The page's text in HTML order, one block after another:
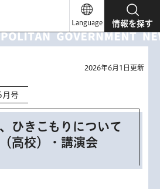
Language 情報を探す
2026年6月1日更新
月号
ひきこもりについて
高校）・講演会